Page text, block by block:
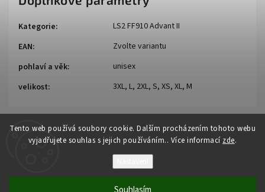
Tento web používá soubory cookie. Dalším procházením tohoto webu
vyjadřujete souhlas s jejich používáním.. Více informací zde.
Kategorie:
LS2 FF910 Advant II
EAN:
Zvolte variantu
pohlaví a věk:
unisex
velikost: 3XL, L, 2XL, S, XS, XL, M
Auto - moto. Všechna práva vyhrazena.